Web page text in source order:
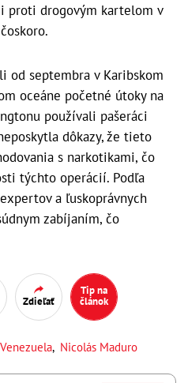
proti drogovým kartelom v
od septembra v Karibskom
oceáne početné útoky na
používali pašeráci
dôkazy, že tieto
s narkotikami, čo
týchto operácií. Podľa
a ľuskoprávnych
zabíjaním, čo
Zdieľať
Tip na
článok
Venezuela, Nicolás Maduro